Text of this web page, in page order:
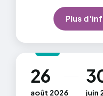
Plus
26
août 2026
au
juin